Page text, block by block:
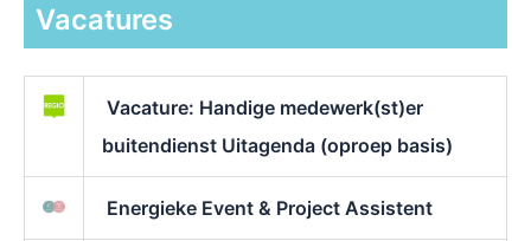
Vacatures
Vacature: Handige medewerk(st)er
buitendienst Uitagenda (oproep basis)
Energieke Event & Project Assistent